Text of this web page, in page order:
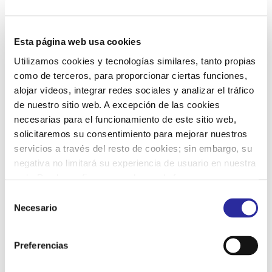
Esta página web usa cookies
Utilizamos cookies y tecnologías similares, tanto propias
como de terceros, para proporcionar ciertas funciones,
alojar vídeos, integrar redes sociales y analizar el tráfico
de nuestro sitio web. A excepción de las cookies
necesarias para el funcionamiento de este sitio web,
solicitaremos su consentimiento para mejorar nuestros
servicios a través del resto de cookies; sin embargo, su
negativa no limitará su experiencia de usuario en nuestra
más información, puede consultar nuestra
Política de
Necesario
Preferencias
28 29 30 31
May 2025
L M M J V S D
29 30 31 1 2 3
5 6 7 8 9 10 11
25
1
L M